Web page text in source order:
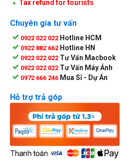
Tax refund for tourists
Chuyên gia tư vấn
0922 022 022 Hotline HCM
0922 882 662 Hotline HN
0922 022 022 Tư Vấn Macbook
0922 022 022 Tư Vấn Máy Ảnh
0972 666 246 Mua Sỉ - Dự Án
Hỗ trợ trả góp